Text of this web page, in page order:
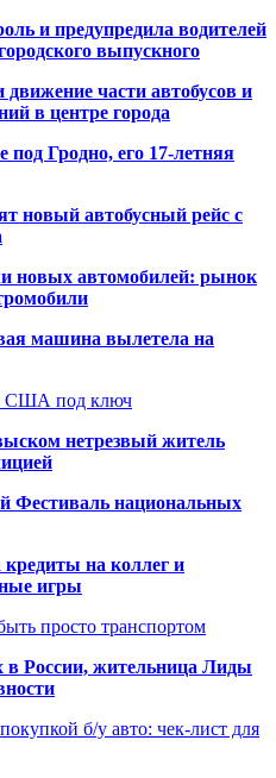
и предупредила водителей
выпускного
части автобусов и
в центре города
под Гродно, его 17-летняя
новый автобусный рейс с
новых автомобилей: рынок
машина вылетела на
США под ключ
нетрезвый житель
Фестиваль национальных
на коллег и
игры
просто транспортом
в России, жительница Лиды
б/у авто: чек-лист для